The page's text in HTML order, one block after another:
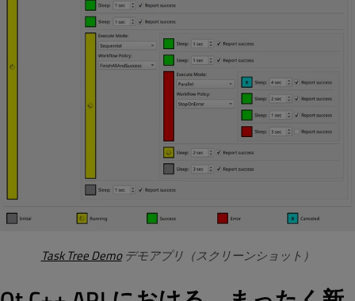
Task Tree Demoデモアプリ（スクリーンショット）